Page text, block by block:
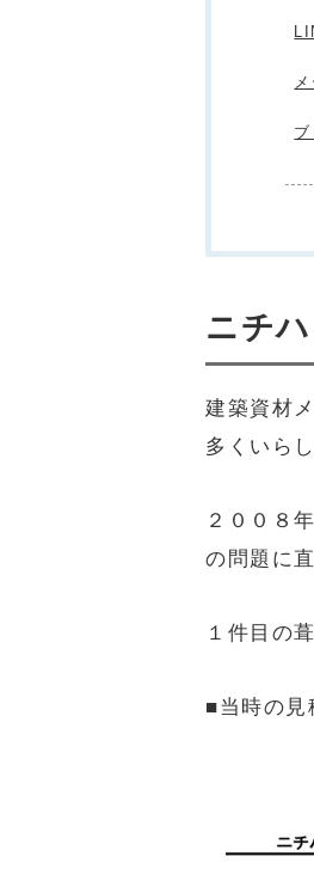
ニチ
建築資材
多くいら
２００８
の問題に
１件目の
■当時の見